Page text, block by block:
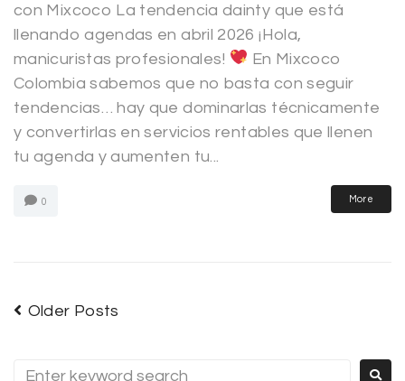
con Mixcoco La tendencia dainty que está
llenando agendas en abril 2026 ¡Hola,
manicuristas profesionales!
En Mixcoco
Colombia sabemos que no basta con seguir
tendencias… hay que dominarlas técnicamente
y convertirlas en servicios rentables que llenen
tu agenda y aumenten tu...
0 More
Older Posts